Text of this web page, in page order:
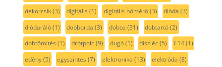
dekorcsík(3) digitális (1) digitális hőmérő(3) dióda (3)
diódaráló(1) dobborda (3) doboz (31) dobtartó(2)
dobtömítés (1) drótpolc(9) dugó(1) díszléc(5) E14(1)
edény(5) egyszintes (7) elektronika (13) elektróda (8)